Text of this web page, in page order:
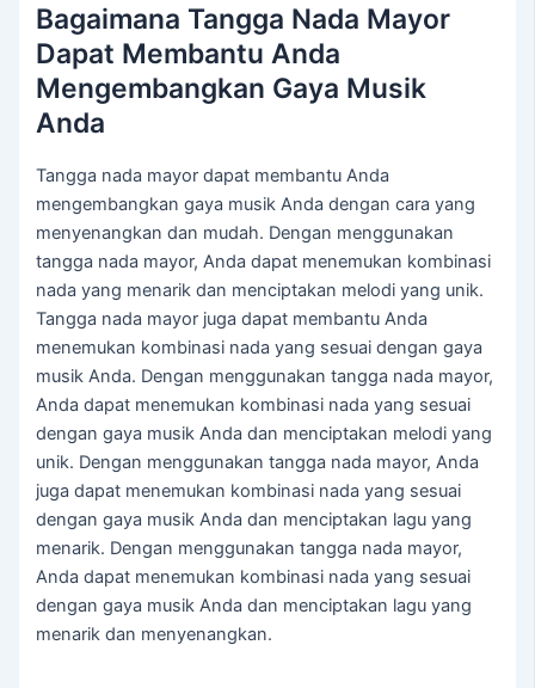
Bagaimana Tangga Nada Mayor
Dapat Membantu Anda
Mengembangkan Gaya Musik
Anda
Tangga nada mayor dapat membantu Anda
mengembangkan gaya musik Anda dengan cara yang
menyenangkan dan mudah. Dengan menggunakan
tangga nada mayor, Anda dapat menemukan kombinasi
nada yang menarik dan menciptakan melodi yang unik.
Tangga nada mayor juga dapat membantu Anda
menemukan kombinasi nada yang sesuai dengan gaya
musik Anda. Dengan menggunakan tangga nada mayor,
Anda dapat menemukan kombinasi nada yang sesuai
dengan gaya musik Anda dan menciptakan melodi yang
unik. Dengan menggunakan tangga nada mayor, Anda
juga dapat menemukan kombinasi nada yang sesuai
dengan gaya musik Anda dan menciptakan lagu yang
menarik. Dengan menggunakan tangga nada mayor,
Anda dapat menemukan kombinasi nada yang sesuai
dengan gaya musik Anda dan menciptakan lagu yang
menarik dan menyenangkan.